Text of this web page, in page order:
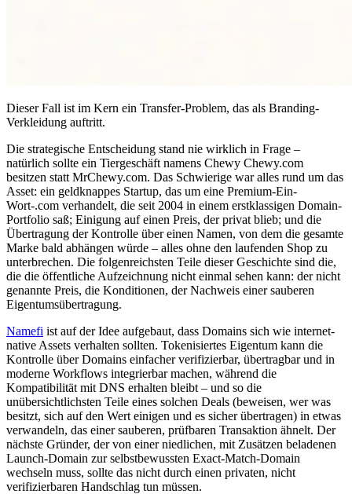
Dieser Fall ist im Kern ein Transfer-Problem, das als Branding-
Verkleidung auftritt.
Die strategische Entscheidung stand nie wirklich in Frage –
natürlich sollte ein Tiergeschäft namens Chewy Chewy.com
besitzen statt MrChewy.com. Das Schwierige war alles rund um das
Asset: ein geldknappes Startup, das um eine Premium-Ein-
Wort-.com verhandelt, die seit 2004 in einem erstklassigen Domain-
Portfolio saß; Einigung auf einen Preis, der privat blieb; und die
Übertragung der Kontrolle über einen Namen, von dem die gesamte
Marke bald abhängen würde – alles ohne den laufenden Shop zu
unterbrechen. Die folgenreichsten Teile dieser Geschichte sind die,
die die öffentliche Aufzeichnung nicht einmal sehen kann: der nicht
genannte Preis, die Konditionen, der Nachweis einer sauberen
Eigentumsübertragung.
Namefi ist auf der Idee aufgebaut, dass Domains sich wie internet-
native Assets verhalten sollten. Tokenisiertes Eigentum kann die
Kontrolle über Domains einfacher verifizierbar, übertragbar und in
moderne Workflows integrierbar machen, während die
Kompatibilität mit DNS erhalten bleibt – und so die
unübersichtlichsten Teile eines solchen Deals (beweisen, wer was
besitzt, sich auf den Wert einigen und es sicher übertragen) in etwas
verwandeln, das einer sauberen, prüfbaren Transaktion ähnelt. Der
nächste Gründer, der von einer niedlichen, mit Zusätzen beladenen
Launch-Domain zur selbstbewussten Exact-Match-Domain
wechseln muss, sollte das nicht durch einen privaten, nicht
verifizierbaren Handschlag tun müssen.